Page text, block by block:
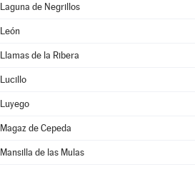
Laguna de Negrillos
León
Llamas de la Ribera
Lucillo
Luyego
Magaz de Cepeda
Mansilla de las Mulas